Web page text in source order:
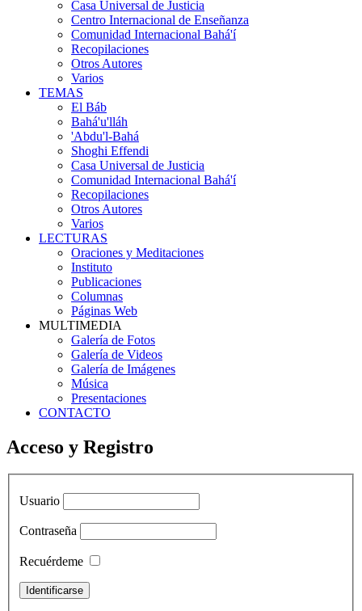
Casa Universal de Justicia
Centro Internacional de Enseñanza
Comunidad Internacional Bahá'í
Recopilaciones
Otros Autores
Varios
TEMAS
El Báb
Bahá'u'lláh
'Abdu'l-Bahá
Shoghi Effendi
Casa Universal de Justicia
Comunidad Internacional Bahá'í
Recopilaciones
Otros Autores
Varios
LECTURAS
Oraciones y Meditaciones
Instituto
Publicaciones
Columnas
Páginas Web
MULTIMEDIA
Galería de Fotos
Galería de Videos
Galería de Imágenes
Música
Presentaciones
CONTACTO
Acceso y Registro
Usuario
Contraseña
Recuérdeme